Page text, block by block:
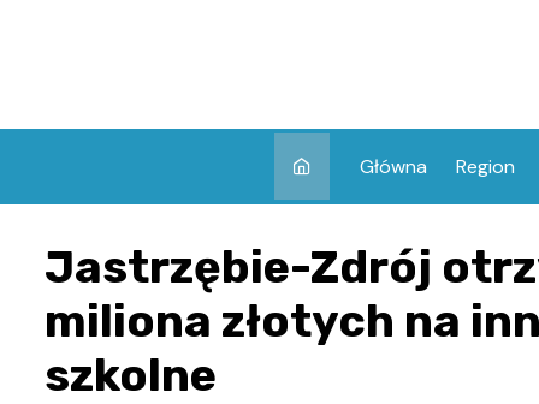
Główna Region
Jastrzębie-Zdrój
miliona złotych na
szkolne